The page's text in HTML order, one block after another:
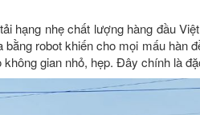
hạng nhẹ chất lượng hàng đầu
robot khiến cho mọi mấu hàn
không gian nhỏ, hẹp. Đây chính là